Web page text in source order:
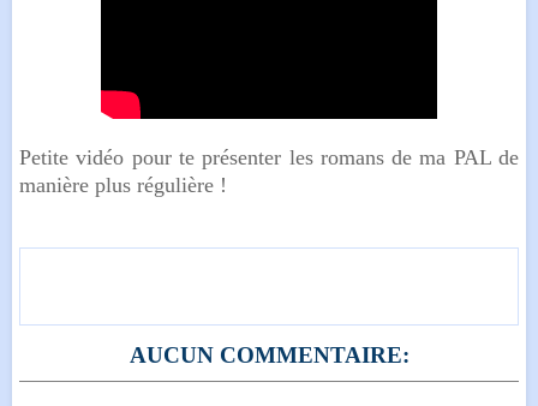
Petite vidéo pour te présenter les romans de ma PAL de
manière plus régulière !
AUCUN COMMENTAIRE: